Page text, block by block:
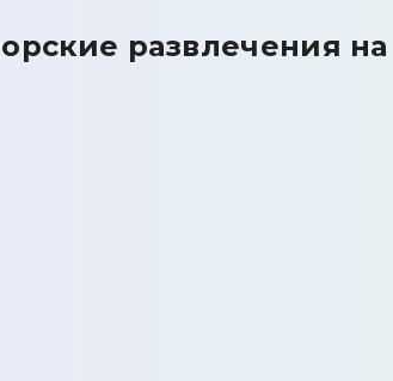
развлечения на